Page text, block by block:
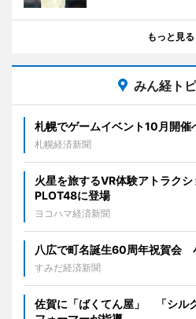
もっと見る
みん経ト
札幌でゲームイベント10月開
札幌経済新聞
火星を旅するVR体験アトラク
PLOT48に登場
ヨコハマ経済新聞
八広で町名誕生60周年祝賀会
すみだ経済新聞
佐賀に「ばくてん屋」 「シル